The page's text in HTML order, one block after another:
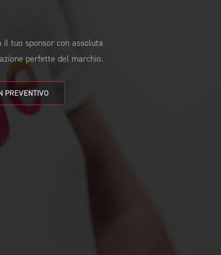
tuo sponsor con assoluta
perfette del marchio.